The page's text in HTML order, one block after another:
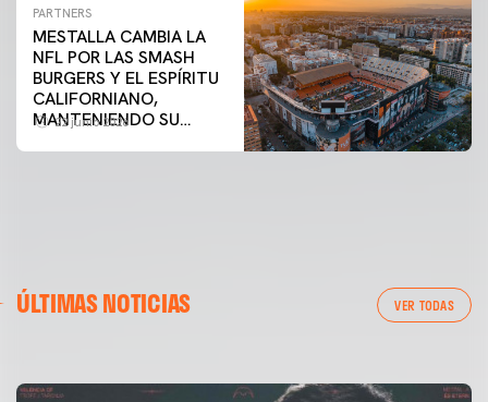
PARTNERS
MESTALLA CAMBIA LA
NFL POR LAS SMASH
BURGERS Y EL ESPÍRITU
CALIFORNIANO,
MANTENIENDO SU
22 junio 2026
ÚLTIMAS NOTICIAS VER TODAS
54ª EDICIÓN TROFEU TARONJA